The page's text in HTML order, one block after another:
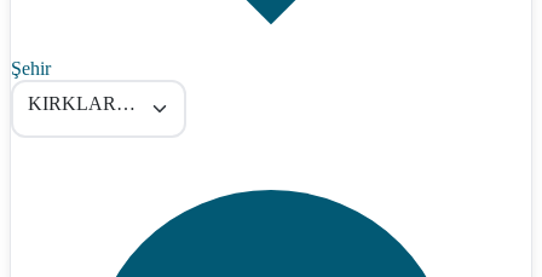
Şehir
KIRKLARELİ